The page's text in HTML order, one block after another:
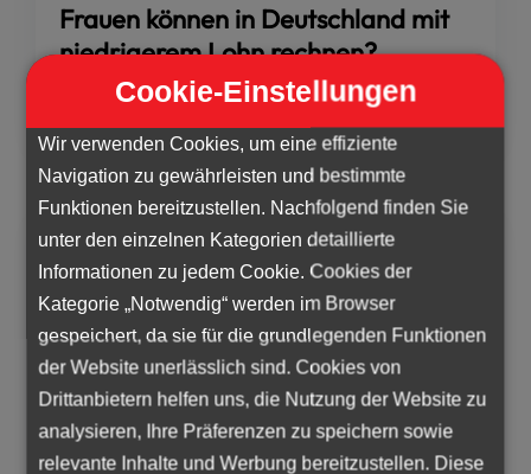
Cookie-Einstellungen
Wir verwenden Cookies, um eine effiziente
Navigation zu gewährleisten und bestimmte
Funktionen bereitzustellen. Nachfolgend finden Sie
unter den einzelnen Kategorien detaillierte
Informationen zu jedem Cookie. Cookies der
Kategorie „Notwendig“ werden im Browser
gespeichert, da sie für die grundlegenden Funktionen
der Website unerlässlich sind. Cookies von
Drittanbietern helfen uns, die Nutzung der Website zu
analysieren, Ihre Präferenzen zu speichern sowie
relevante Inhalte und Werbung bereitzustellen. Diese
Frauen können in Deutschland mit
niedrigerem Lohn rechnen?